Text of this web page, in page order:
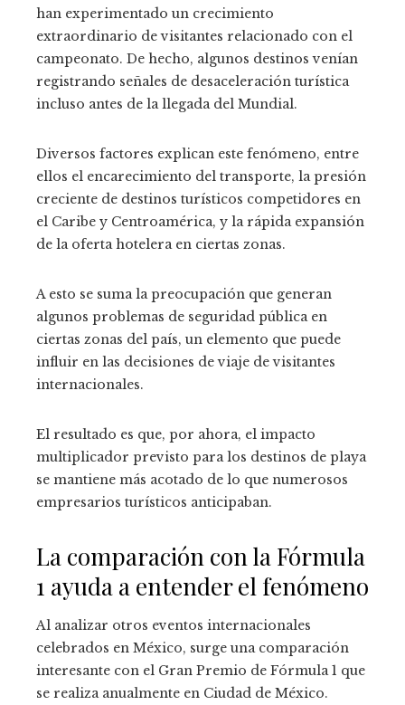
han experimentado un crecimiento
extraordinario de visitantes relacionado con el
campeonato. De hecho, algunos destinos venían
registrando señales de desaceleración turística
incluso antes de la llegada del Mundial.
Diversos factores explican este fenómeno, entre
ellos el encarecimiento del transporte, la presión
creciente de destinos turísticos competidores en
el Caribe y Centroamérica, y la rápida expansión
de la oferta hotelera en ciertas zonas.
A esto se suma la preocupación que generan
algunos problemas de seguridad pública en
ciertas zonas del país, un elemento que puede
influir en las decisiones de viaje de visitantes
internacionales.
El resultado es que, por ahora, el impacto
multiplicador previsto para los destinos de playa
se mantiene más acotado de lo que numerosos
empresarios turísticos anticipaban.
La comparación con la Fórmula
1 ayuda a entender el fenómeno
Al analizar otros eventos internacionales
celebrados en México, surge una comparación
interesante con el Gran Premio de Fórmula 1 que
se realiza anualmente en Ciudad de México.